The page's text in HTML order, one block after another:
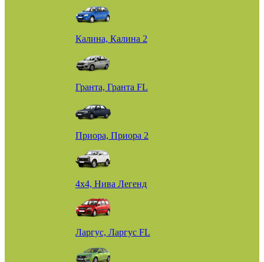
Калина, Калина 2
Гранта, Гранта FL
Приора, Приора 2
4х4, Нива Легенд
Ларгус, Ларгус FL